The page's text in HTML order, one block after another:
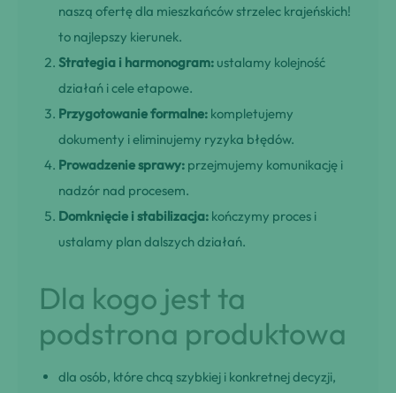
naszą ofertę dla mieszkańców strzelec krajeńskich!
to najlepszy kierunek.
Strategia i harmonogram: ustalamy kolejność
działań i cele etapowe.
Przygotowanie formalne: kompletujemy
dokumenty i eliminujemy ryzyka błędów.
Prowadzenie sprawy: przejmujemy komunikację i
nadzór nad procesem.
Domknięcie i stabilizacja: kończymy proces i
ustalamy plan dalszych działań.
Dla kogo jest ta
podstrona produktowa
dla osób, które chcą szybkiej i konkretnej decyzji,